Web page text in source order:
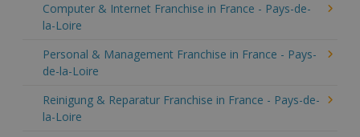
Computer & Internet Franchise in France - Pays-de-
la-Loire
Personal & Management Franchise in France - Pays-
de-la-Loire
Reinigung & Reparatur Franchise in France - Pays-de-
la-Loire